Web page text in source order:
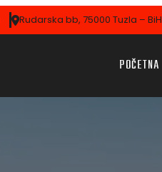
Rudarska bb, 75000 Tuzla – BiH
POČETNA